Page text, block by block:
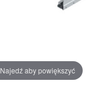
Najedź aby powiększyć